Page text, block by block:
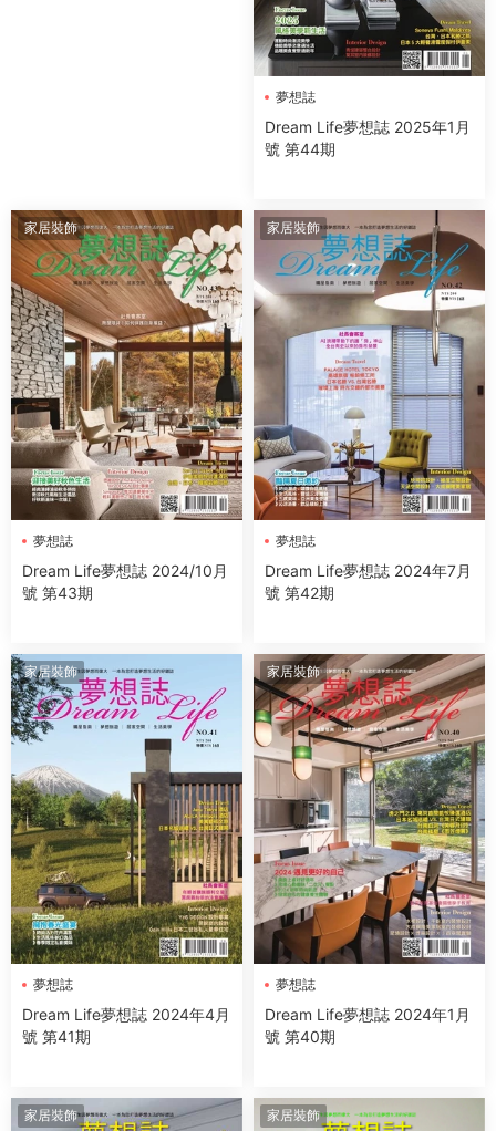
夢想誌
Dream Life夢想誌 2025年1月
號 第44期
家居裝飾
夢想誌
Dream Life夢想誌 2024/10月
號 第43期
家居裝飾
夢想誌
Dream Life夢想誌 2024年7月
號 第42期
家居裝飾
夢想誌
Dream Life夢想誌 2024年4月
號 第41期
家居裝飾
夢想誌
Dream Life夢想誌 2024年1月
號 第40期
家居裝飾 家居裝飾